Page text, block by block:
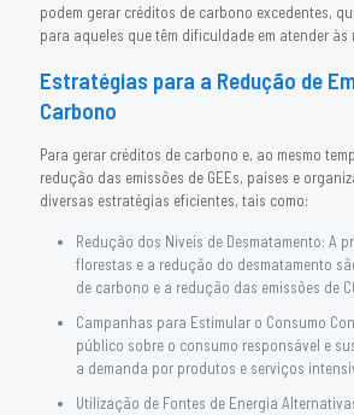
podem gerar créditos de carbono excedentes,
para aqueles que têm dificuldade em atender às
Estratégias para a Redução de
Carbono
Para gerar créditos de carbono e, ao mesmo
redução das emissões de GEEs, países e
diversas estratégias eficientes, tais como:
Redução dos Níveis de Desmatamento: A
florestas e a redução do desmatamento
de carbono e a redução das emissões de
Campanhas para Estimular o Consumo
público sobre o consumo responsável e
a demanda por produtos e serviços
Utilização de Fontes de Energia